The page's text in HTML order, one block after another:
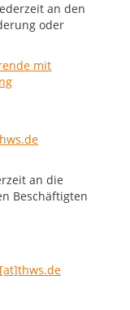
an den
oder
mit
an die
Beschäftigten